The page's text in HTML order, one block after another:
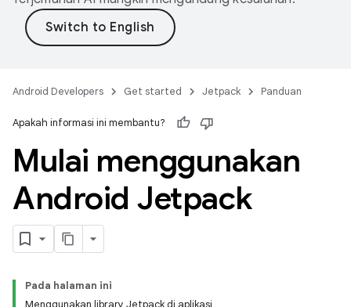
Android Developers Get started Jetpack Panduan
Apakah informasi ini membantu?
Mulai menggunakan
Android Jetpack
Pada halaman ini
Menggunakan library Jetpack di aplikasi